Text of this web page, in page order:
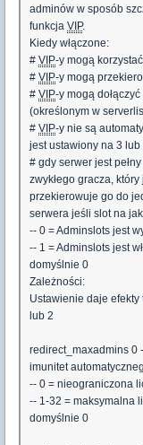
adminów w sposób
funkcja VIP.
Kiedy włączone:
# VIP-y mogą
# VIP-y mogą
# VIP-y mogą
(określonym w
# VIP-y nie są
jest ustawiony na 3 lub
# gdy serwer jest pełny
zwykłego gracza,
przekierowuje go do
serwera jeśli slot na
-- 0 = Adminslots jest
-- 1 = Adminslots jest
domyślnie 0
Zależności:
Ustawienie daje
lub 2
redirect_maxadmins 0
imunitet
-- 0 = nieograniczona
-- 1-32 = maksymalna
domyślnie 0